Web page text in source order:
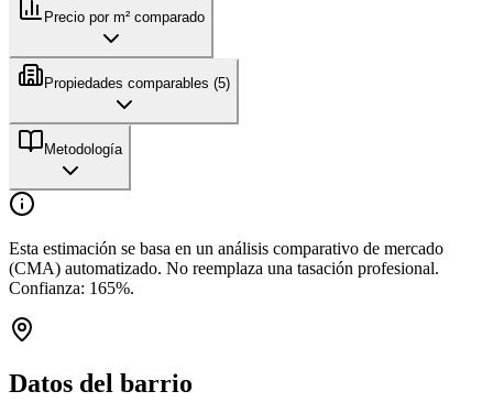
Precio por m² comparado
Propiedades comparables (5)
Metodología
Esta estimación se basa en un análisis comparativo de mercado
(CMA) automatizado. No reemplaza una tasación profesional.
Confianza: 165%.
Datos del barrio